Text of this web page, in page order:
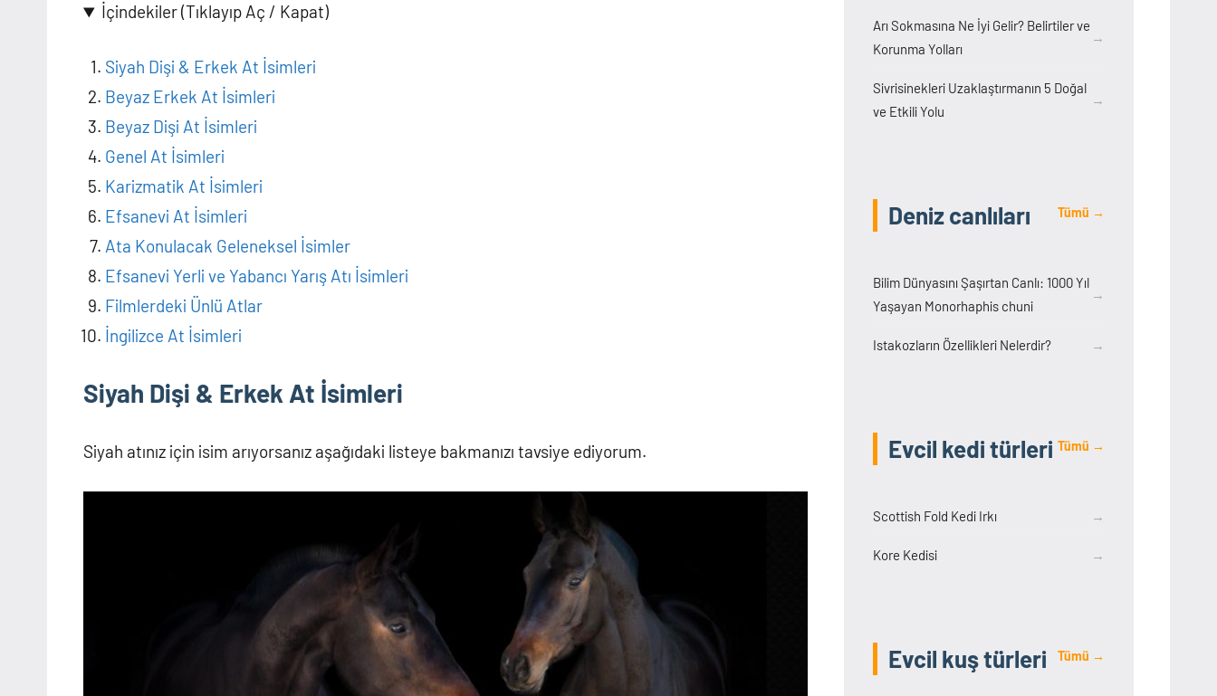
İçindekiler (Tıklayıp Aç / Kapat)
Siyah Dişi & Erkek At İsimleri
Beyaz Erkek At İsimleri
Beyaz Dişi At İsimleri
Genel At İsimleri
Karizmatik At İsimleri
Efsanevi At İsimleri
Ata Konulacak Geleneksel İsimler
Efsanevi Yerli ve Yabancı Yarış Atı İsimleri
Filmlerdeki Ünlü Atlar
İngilizce At İsimleri
Siyah Dişi & Erkek At İsimleri
Siyah atınız için isim arıyorsanız aşağıdaki listeye bakmanızı tavsiye ediyorum.
Arı Sokmasına Ne İyi Gelir? Belirtiler ve
Korunma Yolları
→
Sivrisinekleri Uzaklaştırmanın 5 Doğal
ve Etkili Yolu
→
Deniz canlıları Tümü →
Bilim Dünyasını Şaşırtan Canlı: 1000 Yıl
Yaşayan Monorhaphis chuni
→
Istakozların Özellikleri Nelerdir? →
Evcil kedi türleri Tümü →
Scottish Fold Kedi Irkı →
Kore Kedisi →
Evcil kuş türleri Tümü →